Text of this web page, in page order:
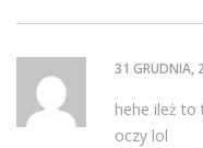
31 GRUDNIA,
hehe ileż to
oczy lol